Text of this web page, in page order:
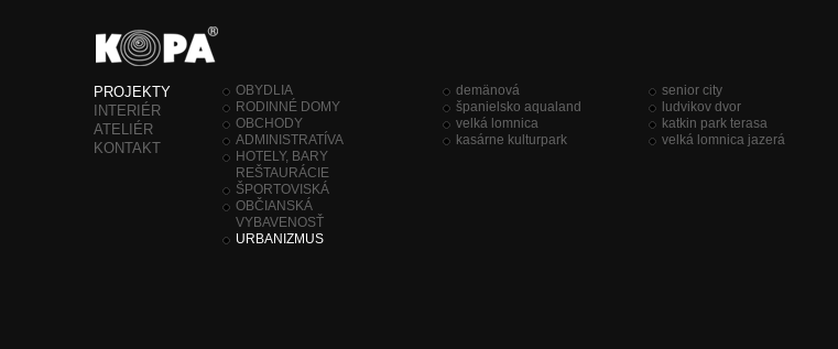
PROJEKTY
INTERIÉR
ATELIÉR
KONTAKT
OBYDLIA
RODINNÉ DOMY
OBCHODY
ADMINISTRATÍVA
HOTELY, BARY
REŠTAURÁCIE
ŠPORTOVISKÁ
OBČIANSKÁ
VYBAVENOSŤ
URBANIZMUS
demänová senior city
španielsko aqualand
ludvikov dvor
velká lomnica
katkin park terasa
kasárne kulturpark
velká lomnica jazerá